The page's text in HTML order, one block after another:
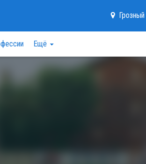
Грозный
Ещё